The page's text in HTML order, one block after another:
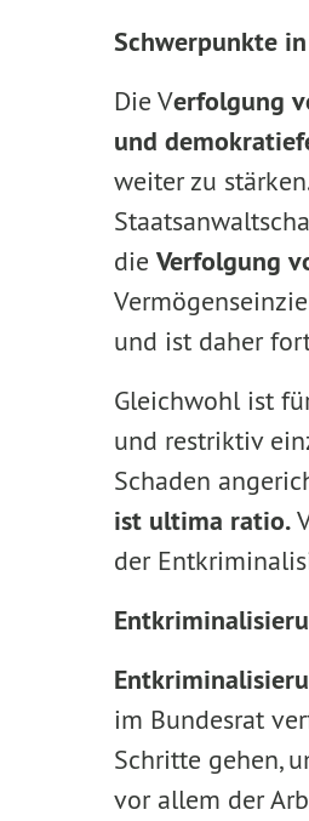
Schwerpunkte
Die Verfolgung
und
weiter zu
die Verfolgung
und ist daher
Gleichwohl ist
und restriktiv
Schaden
ist ultima ratio.
der
im Bundesrat
Schritte gehen,
vor allem der